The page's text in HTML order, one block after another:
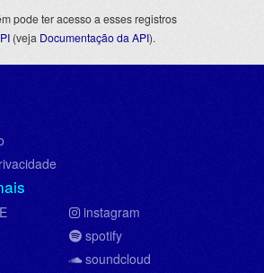
pode ter acesso a esses registros
(veja Documentação da API).
instagram
spotify
soundcloud